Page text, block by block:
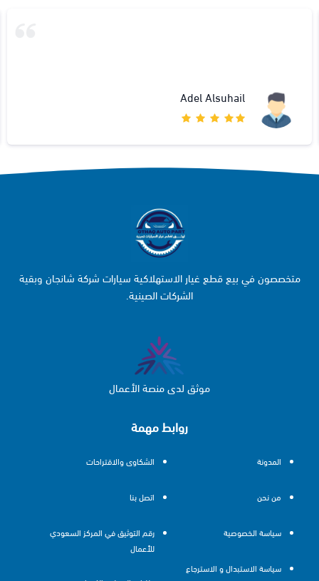
Adel Alsuhail
روابط مهمة
المدونة
من نحن
سياسة الخصوصية
سياسة الاستبدال و الاسترجاع
الشكاوى والاقتراحات
اتصل بنا
رقم التوثيق في المركز السعودي
للأعمال
متخصصون في بيع قطع غيار الاستهلاكية سيارات شركة شانجان وبقية
الشركات الصينية.
موثق لدى منصة الأعمال